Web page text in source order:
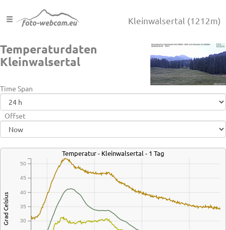
Kleinwalsertal (1212m)
Temperaturdaten
Kleinwalsertal
Time Span
Offset
Temperatur - Kleinwalsertal - 1 Tag
30
35
40
45
50
Grad Celsius